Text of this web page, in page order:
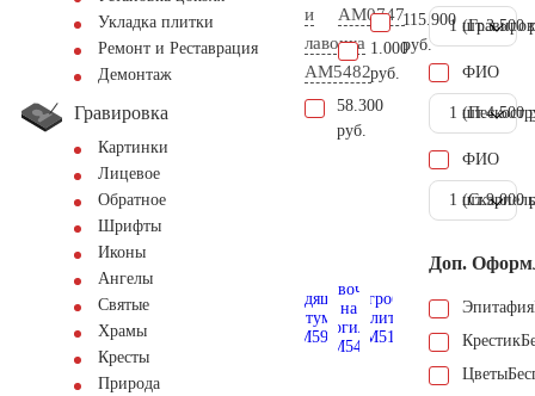
Укладка плитки
Ремонт и Реставрация
Демонтаж
Гравировка
Картинки
Лицевое
Обратное
Шрифты
Иконы
Ангелы
Святые
Храмы
Кресты
Природа
и
лавочка
AM5482
58.300
руб.
AM0747
1.000
руб.
115.900
руб.
1 шт.3.500
ФИО
1 шт.4.500
ФИО
1 шт.9.000
Доп.
Эпитафия
Крестик
Цветы